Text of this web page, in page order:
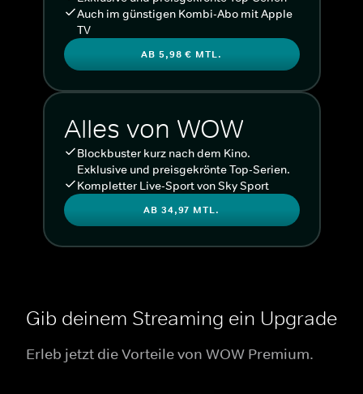
Auch im günstigen Kombi-Abo mit Apple
TV
AB 5,98 € MTL.
Alles von WOW
Blockbuster kurz nach dem Kino.
Exklusive und preisgekrönte Top-Serien.
Kompletter Live-Sport von Sky Sport
AB 34,97 MTL.
Gib deinem Streaming ein Upgrade
Erleb jetzt die Vorteile von WOW Premium.